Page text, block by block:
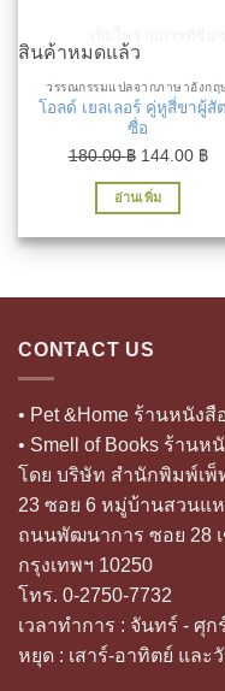
สินค้าหมดแล้ว
วรรณกรรมแปลจากภาษาอังกฤ
โอลด์ เยลเลอร์ คู่หูสี่ขาผู้สั
ซื่อ
180.00฿ Original
price
was:
144.00 ฿
อ่านเพิ่ม
CONTACT US
• Pet &Home ร้านหนังสื
• Smell of Books ร้านห
โดย บริษัท สำนักพิมพ์เ
23 ซอย 6 หมู่บ้านสวนแ
ถนนพัฒนาการ ซอย 28
กรุงเทพฯ 10250
โทร. 0-2750-7732
เวลาทำการ : จันทร์ - ศุก
หยุด : เสาร์-อาทิตย์ แล